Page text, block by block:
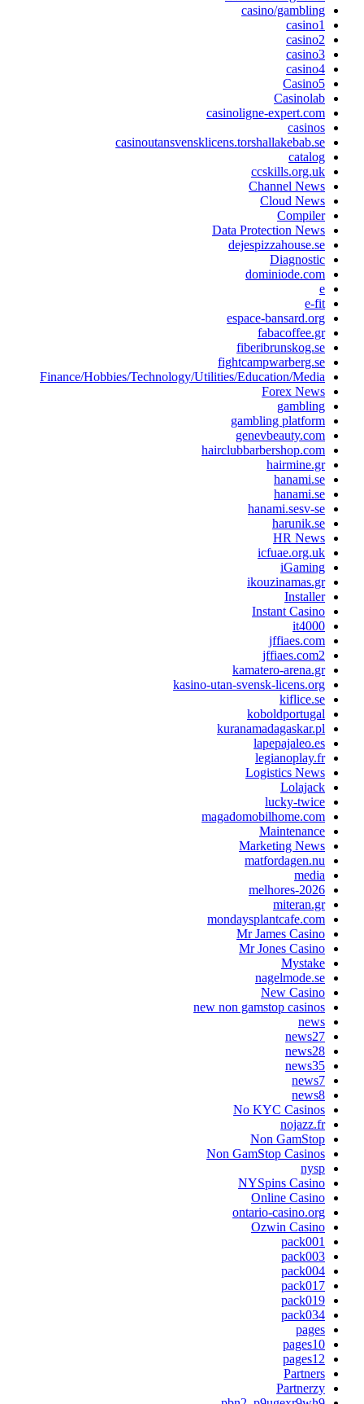
casino/gambling
casino1
casino2
casino3
casino4
Casino5
Casinolab
casinoligne-expert.com
casinos
casinoutansvensklicens.torshallakebab.se
catalog
ccskills.org.uk
Channel News
Cloud News
Compiler
Data Protection News
dejespizzahouse.se
Diagnostic
dominiode.com
e
e-fit
espace-bansard.org
fabacoffee.gr
fiberibrunskog.se
fightcampwarberg.se
Finance/Hobbies/Technology/Utilities/Education/Media
Forex News
gambling
gambling platform
genevbeauty.com
hairclubbarbershop.com
hairmine.gr
hanami.se
hanami.se
hanami.sesv-se
harunik.se
HR News
icfuae.org.uk
iGaming
ikouzinamas.gr
Installer
Instant Casino
it4000
jffiaes.com
jffiaes.com2
kamatero-arena.gr
kasino-utan-svensk-licens.org
kiflice.se
koboldportugal
kuranamadagaskar.pl
lapepajaleo.es
legianoplay.fr
Logistics News
Lolajack
lucky-twice
magadomobilhome.com
Maintenance
Marketing News
matfordagen.nu
media
melhores-2026
miteran.gr
mondaysplantcafe.com
Mr James Casino
Mr Jones Casino
Mystake
nagelmode.se
New Casino
new non gamstop casinos
news
news27
news28
news35
news7
news8
No KYC Casinos
nojazz.fr
Non GamStop
Non GamStop Casinos
nysp
NYSpins Casino
Online Casino
ontario-casino.org
Ozwin Casino
pack001
pack003
pack004
pack017
pack019
pack034
pages
pages10
pages12
Partners
Partnerzy